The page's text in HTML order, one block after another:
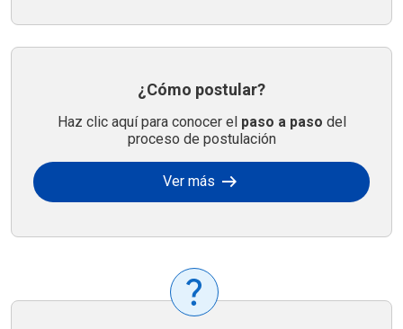
¿Cómo postular?
Haz clic aquí para conocer el paso a paso del
proceso de postulación
Ver más arrow_right_alt